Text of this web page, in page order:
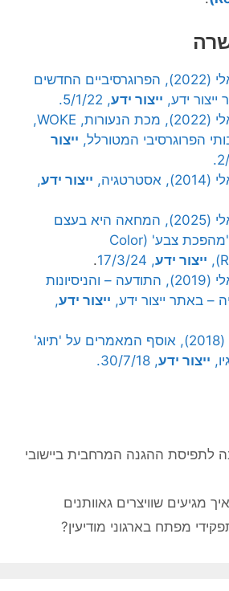
פנחס יחזקאלי (2022), הפרוגרסיביים החדשים
ייצור ידע, ייצור ידע, 5/1/22.
פנחס יחזקאלי (2022), מכת הנעורות, WOKE,
הפרוגרסיבי המטורלל, ייצור
ייצור ידע,
פנחס יחזקאלי (2025), המחאה היא בעצם
ניסיון לבצע 'מהפכת צבע' (Color
ייצור ידע, 17/3/24
.
פנחס יחזקאלי (2019), התודעה – והניסיונות
– באתר ייצור ידע, ייצור ידע,
דור יחזקאלי (2018), אוסף המאמרים על 'תיוג'
ייצור ידע, 30/7/18.
לתפיסת ההגנה המרחבית ביישובי
מגיעים שוויצרים גאוותנים
מפתח בארגוני מודיעין?